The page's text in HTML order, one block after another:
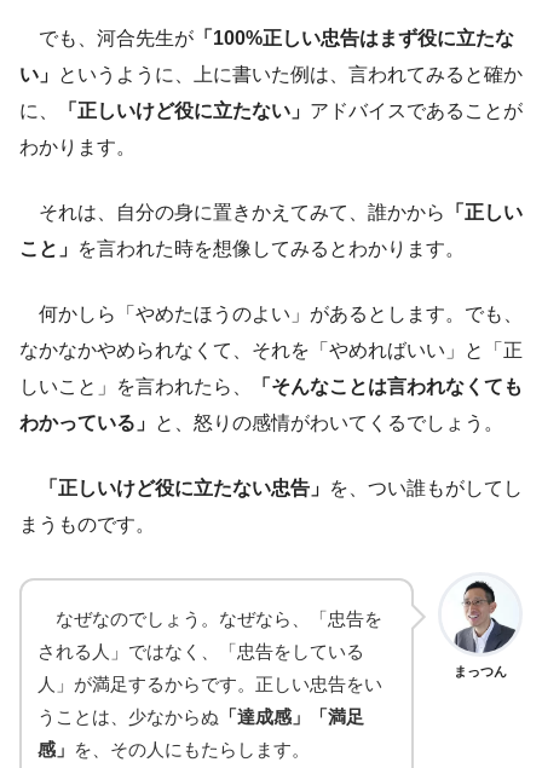
でも、河合先生が 「100%正しい忠告はまず役に立たな
い」 というように、上に書いた例は、言われてみると確か
に、
「正しいけど役に立たない」 アドバイスであることが
わかります。
それは、自分の身に置きかえてみて、誰かから
「正しい
こと」 を言われた時を想像してみるとわかります。
何かしら「やめたほうのよい」があるとします。でも、
なかなかやめられなくて、それを「やめればいい」と「正
しいこと」を言われたら、
「そんなことは言われなくても
わかっている」 と、怒りの感情がわいてくるでしょう。
「正しいけど役に立たない忠告」 を、つい誰もがしてし
まうものです。
まっつん
なぜなのでしょう。なぜなら、「忠告を
される人」ではなく、「忠告をしている
人」が満足するからです。正しい忠告をい
うことは、少なからぬ 「達成感」「満足
感」 を、その人にもたらします。